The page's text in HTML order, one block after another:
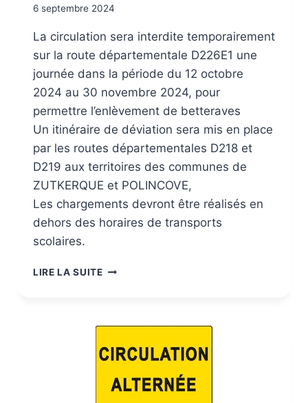
6 septembre 2024
La circulation sera interdite temporairement
sur la route départementale D226E1 une
journée dans la période du 12 octobre
2024 au 30 novembre 2024, pour
permettre l’enlèvement de betteraves
Un itinéraire de déviation sera mis en place
par les routes départementales D218 et
D219 aux territoires des communes de
ZUTKERQUE et POLINCOVE,
Les chargements devront être réalisés en
dehors des horaires de transports
scolaires.
LIRE LA SUITE